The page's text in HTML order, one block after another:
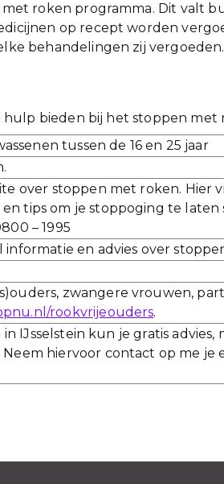
roken programma. Dit valt
op recept worden
behandelingen zij vergoeden.
hulp bieden bij het stoppen met
tussen de 16 en 25 jaar
over stoppen met roken. Hier
tips om je stoppoging te laten
– 1995
informatie en advies over
zwangere vrouwen,
rookvrijeouders.
IJsselstein kun je gratis advies,
hiervoor contact op me je